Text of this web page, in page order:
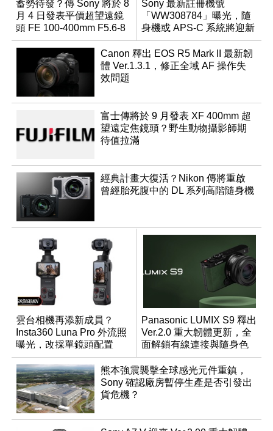
蓄勢待發？傳 Sony 將於 8
月 4 日發表平價超望遠鏡
頭 FE 100-400mm F5.6-8
Sony 最新註冊機號
「WW308784」曝光，隨
身機或 APS-C 系統將迎新
成員？
Canon 釋出 EOS R5 Mark II 最新韌
體 Ver.1.3.1，修正全域 AF 操作失
效問題
富士傳將於 9 月發表 XF 400mm 超
望遠定焦鏡頭？野生動物攝影師期
待值拉滿
經典計畫大復活？Nikon 傳將重啟
曾經胎死腹中的 DL 系列高階隨身機
雲台相機再添新成員？
Insta360 Luna Pro 外流照
曝光，改採單鏡頭配置
Panasonic LUMIX S9 釋出
Ver.2.0 重大韌體更新，全
面解鎖有線連接與隨身色
調編輯
熊本強震襲擊全球感光元件重鎮，
Sony 確認廠房暫停生產是否引發出
貨危機？